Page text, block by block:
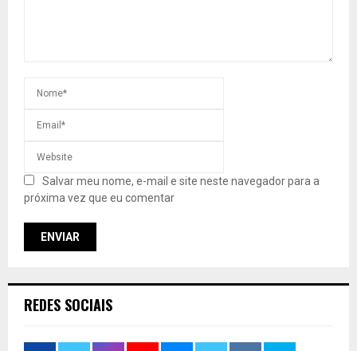
Salvar meu nome, e-mail e site neste navegador para a
próxima vez que eu comentar
REDES SOCIAIS